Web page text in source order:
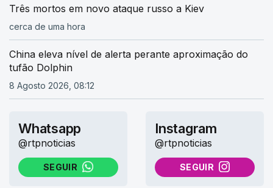
Três mortos em novo ataque russo a Kiev
cerca de uma hora
China eleva nível de alerta perante aproximação do
tufão Dolphin
8 Agosto 2026, 08:12
Whatsapp
@rtpnoticias
SEGUIR
NO WHATSAPP
Instagram
@rtpnoticias
SEGUIR
NO INSTAGRAM